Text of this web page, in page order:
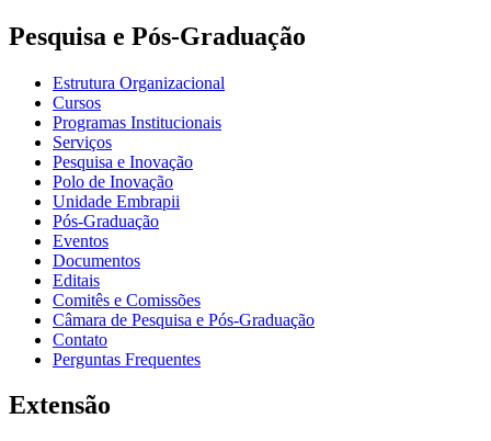
Pesquisa e Pós-Graduação
Estrutura Organizacional
Cursos
Programas Institucionais
Serviços
Pesquisa e Inovação
Polo de Inovação
Unidade Embrapii
Pós-Graduação
Eventos
Documentos
Editais
Comitês e Comissões
Câmara de Pesquisa e Pós-Graduação
Contato
Perguntas Frequentes
Extensão